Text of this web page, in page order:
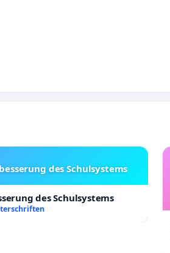
des Schulsystems
des Schulsystems